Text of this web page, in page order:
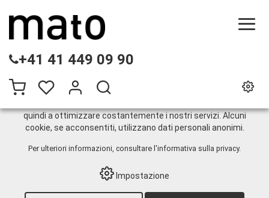
+41 41 449 09 90
Oliatore di precisione
TECNOLOGIA DI
LUBRIFICAZIONE › OLIO › CONTENITORI
QUESTO SITO WEB UTILIZZA I COOKIE
Sul nostro sito web utilizziamo diversi cookie: alcuni sono
necessari per il corretto funzionamento del sito, altri
consentono di utilizzare più funzionalità, altri ancora ci
quindi a ottimizzare costantemente i nostri servizi. Alcuni
cookie, se acconsentiti, utilizzano dati personali anonimi.
Per ulteriori informazioni, consultare l'informativa sulla privacy.
Impostazione